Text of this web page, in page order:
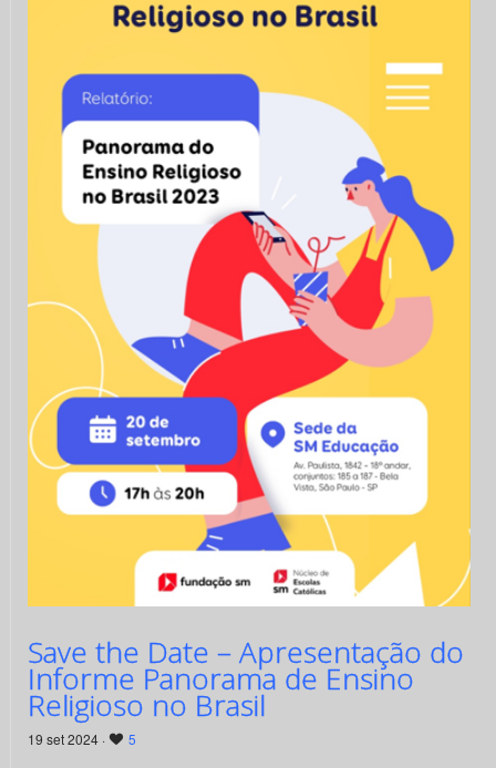
Save the Date – Apresentação do
Informe Panorama de Ensino
Religioso no Brasil
19 set 2024 · 5